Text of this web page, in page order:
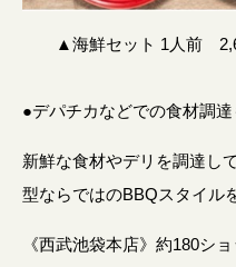
▲海鮮セット 1人前
●デパチカなどでの食材調達
新鮮な食材やデリを調達し
型ならではのBBQスタイル
《西武池袋本店》約180シ